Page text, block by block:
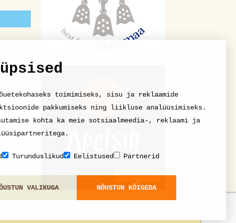
toimimiseks, sisu ja reklaamide
pakkumiseks ning liikluse analüüsimiseks.
kohta ka meie sotsiaalmeedia-, reklaami ja
Turunduslikud Eelistused Partnerid
VALIKUGA NÕUSTUN KÕIGEDA